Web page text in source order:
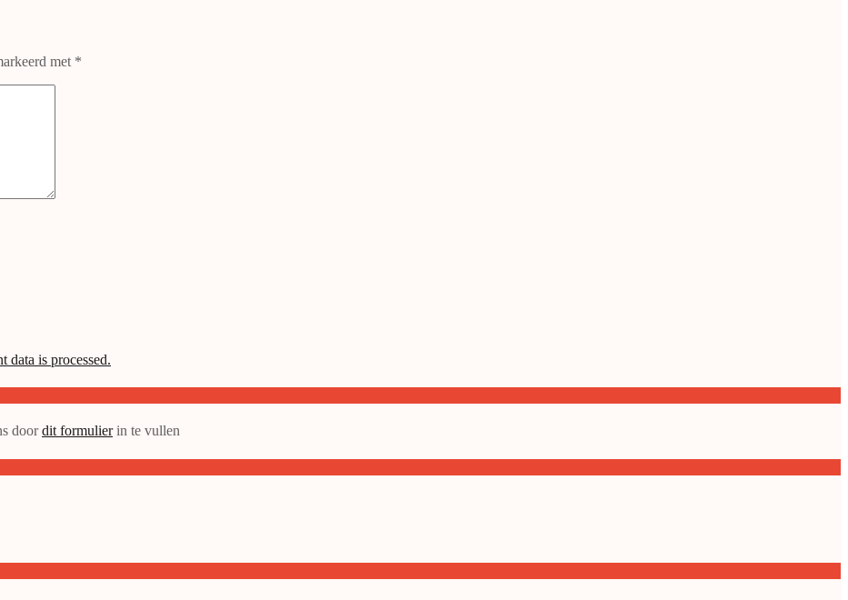
met *
data is processed.
doordit formulierin te vullen